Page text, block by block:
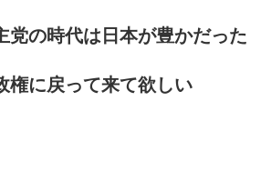
党の時代は日本が豊かだった
権に戻って来て欲しい